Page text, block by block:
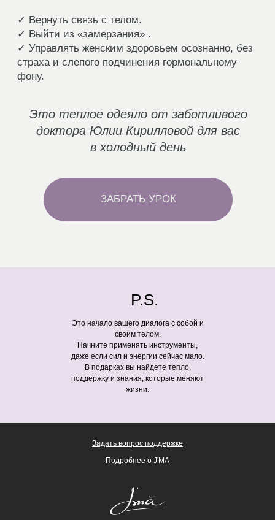
Это начало вашего диалога с собой и
своим телом.
Начните применять инструменты,
даже если сил и энергии сейчас мало.
В подарках вы найдете тепло,
поддержку и знания, которые меняют
жизни.
P.S.
Подробнее о J'MA
Задать вопрос поддержке